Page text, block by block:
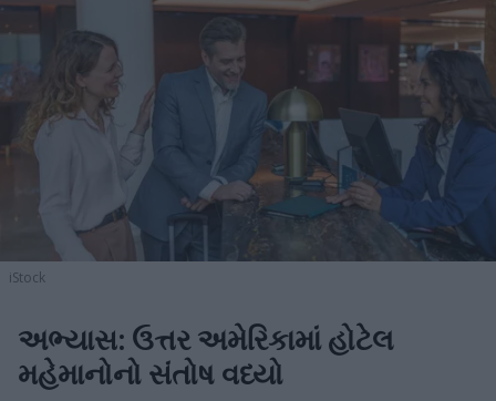
iStock
અભ્યાસ: ઉત્તર અમેરિકામાં હોટેલ
મહેમાનોનો સંતોષ વધ્યો